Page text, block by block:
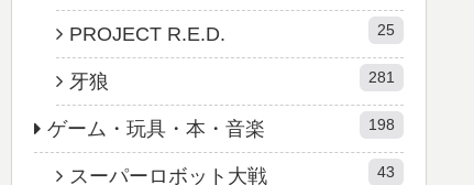
PROJECT R.E.D. 25
牙狼 281
ゲーム・玩具・本・音楽 198
スーパーロボット大戦 43